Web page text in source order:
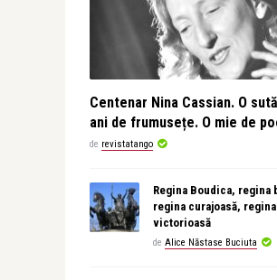
Centenar Nina Cassian. O
ani de frumusețe. O mie de
de revistatango
Regina Boudica, regina
regina curajoasă, regina
victorioasă
de Alice Năstase Buciuta